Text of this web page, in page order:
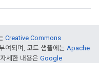
Creative Commons
여되며, 코드 샘플에는 Apache
세한 내용은 Google